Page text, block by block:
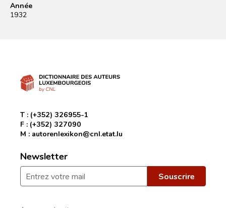
Année
1932
T : (+352) 326955-1
F : (+352) 327090
M : autorenlexikon@cnl.etat.lu
Newsletter